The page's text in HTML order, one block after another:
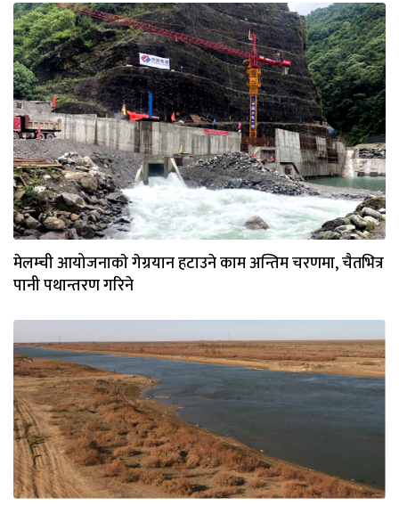
मेलम्ची आयोजनाकाे गेग्रयान हटाउने काम अन्तिम चरणमा, चैतभित्र
पानी पथान्तरण गरिने